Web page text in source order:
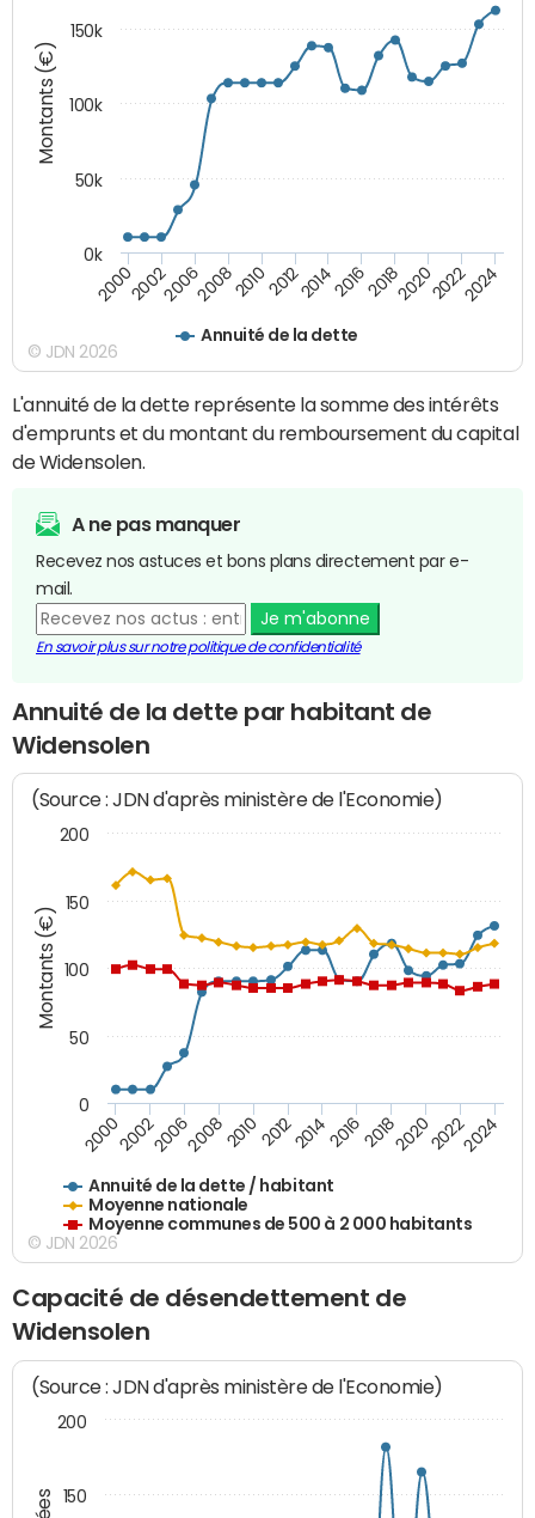
Montants (€)
Annuité de la dette
200020022006200820102012201420162018202020222024
0k
50k
100k
150k
© JDN 2026
L'annuité de la dette représente la somme des intérêts
d'emprunts et du montant du remboursement du capital
de Widensolen.
A ne pas manquer
Recevez nos astuces et bons plans directement par e-
mail.
Je m'abonne
En savoir plus sur notre politique de confidentialité
Annuité de la dette par habitant de
Widensolen
Montants (€)
(Source : JDN d'après ministère de l'Economie)
Annuité de la dette / habitant
Moyenne nationale
Moyenne communes de 500 à 2 000 habitants
200020022006200820102012201420162018202020222024
0
50
100
150
200
© JDN 2026
Capacité de désendettement de
Widensolen
(Source : JDN d'après ministère de l'Economie)
150
200